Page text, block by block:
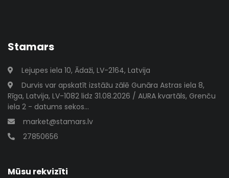
Stamars
Lejupes iela 10, Ādaži, LV-2164, Latvija
Durvis var apskatīt izstāžu zālē Gunāra Astras iela 8,
Rīga, Latvija, LV-1082 lidz 31.08.2026 / AURA kvartāls, Grenču
iela 2 - datums sekos...
market@stamars.lv
27850656
Mūsu rekvizīti